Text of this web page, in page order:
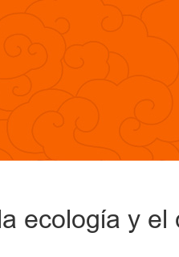
ecología y el